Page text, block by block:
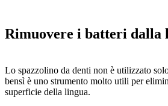
Rimuovere i batteri dalla
Lo spazzolino da denti non è utilizzato
bensì è uno strumento molto utili per
superficie della lingua.